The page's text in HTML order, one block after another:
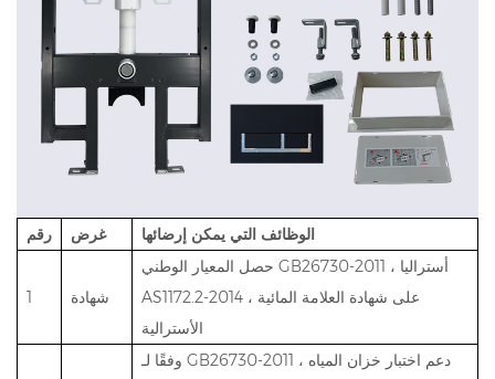
رقم غرض الوظائف التي يمكن إرضائها
1 شهادة
حصل المعيار الوطني GB26730-2011 ، أستراليا
AS1172.2-2014 ، على شهادة العلامة المائية
الأسترالية
وفقًا لـ GB26730-2011 ، دعم اختبار خزان المياه